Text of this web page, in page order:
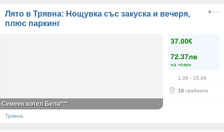
Лято в Трявна: Нощувка със закуска и вечеря,
плюс паркинг
37.00€
72.37лв
на човек
1.06 - 15.09
18 грабнати
Семеен хотел Бела***
Трявна